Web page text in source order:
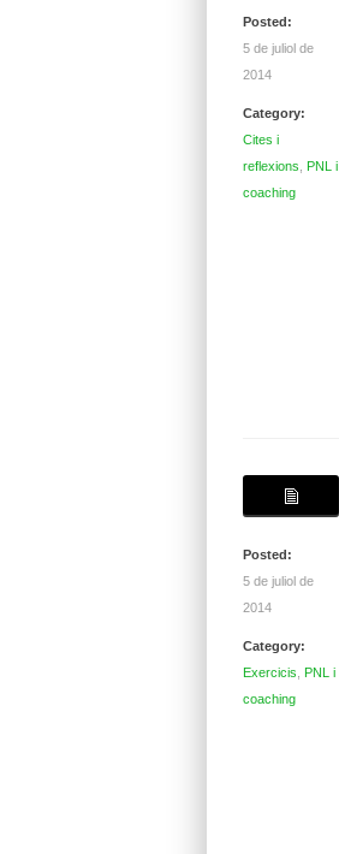
Posted:
5 de juliol de
2014
Category:
Cites i
reflexions
PNL i
coaching
Posted:
5 de juliol de
2014
Category:
Exercicis
PNL i
coaching